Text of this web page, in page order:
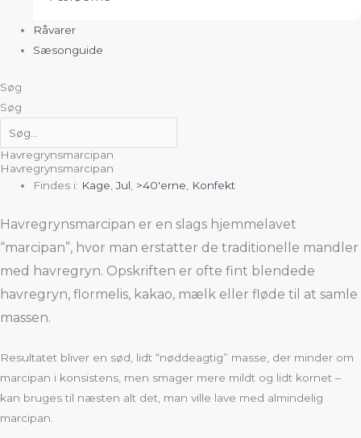
Råvarer
Sæsonguide
Søg
Søg
Havregrynsmarcipan
Havregrynsmarcipan
Findes i: Kage ,Jul >40'erne Konfekt
Havregrynsmarcipan er en slags hjemmelavet
“marcipan”, hvor man erstatter de traditionelle mandler
med havregryn. Opskriften er ofte fint blendede
havregryn, flormelis, kakao, mælk eller fløde til at samle
massen.
Resultatet bliver en sød, lidt “nøddeagtig” masse, der minder om
marcipan i konsistens, men smager mere mildt og lidt kornet –
kan bruges til næsten alt det, man ville lave med almindelig
marcipan.